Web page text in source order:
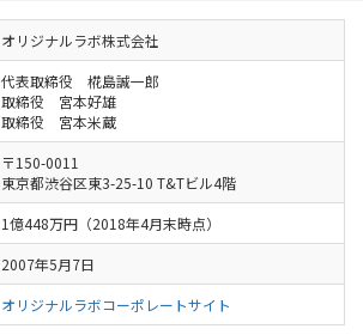
オリジナルラボ株式会社
代表取締役 椛島誠一郎
取締役 宮本好雄
取締役 宮本米蔵
〒150-0011
東京都渋谷区東3-25-10 T&Tビル4階
1億448万円（2018年4月末時点）
2007年5月7日
オリジナルラボコーポレートサイト